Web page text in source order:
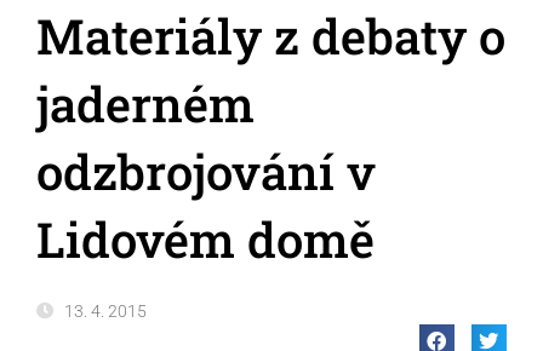
Materiály z debaty o
jaderném
odzbrojování v
Lidovém domě
13. 4. 2015